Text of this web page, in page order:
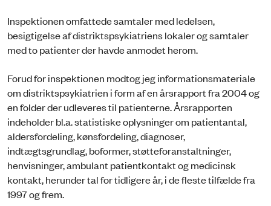
Inspektionen omfattede samtaler med ledelsen,
besigtigelse af distriktspsykiatriens lokaler og samtaler
med to patienter der havde anmodet herom.
Forud for inspektionen modtog jeg informationsmateriale
om distriktspsykiatrien i form af en årsrapport fra 2004 og
en folder der udleveres til patienterne. Årsrapporten
indeholder bl.a. statistiske oplysninger om patientantal,
aldersfordeling, kønsfordeling, diagnoser,
indtægtsgrundlag, boformer, støtteforanstaltninger,
henvisninger, ambulant patientkontakt og medicinsk
kontakt, herunder tal for tidligere år, i de fleste tilfælde fra
1997 og frem.